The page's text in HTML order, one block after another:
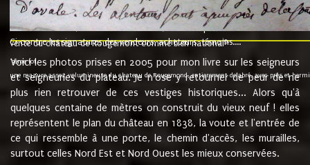
présent......"
suivent les rentes, donation des terriers, etc... au prix de 880 livre louis
Ci contre les signatures des vendeurs, acheteurs, témoins....
vente du château de Rougemont comme bien national9.
"3ème lot
une mazure assez volumineuse du chateau de Rougemond, entierement delabré, avec près et
Voici les photos prises en 2005 pour mon livre sur les seigneurs
et seigneuries du plateau. Je n'ose y retourner de peur de ne
plus rien retrouver de ces vestiges historiques... Alors qu'à
quelques centaine de mètres on construit du vieux neuf ! elles
représentent le plan du château en 1838, la voute et l'entrée de
ce qui ressemble à une porte, le chemin d'accès, les murailles,
surtout celles Nord Est et Nord Ouest les mieux conservées.